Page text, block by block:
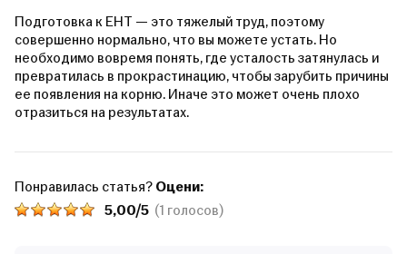
Подготовка к ЕНТ — это тяжелый труд, поэтому
совершенно нормально, что вы можете устать. Но
необходимо вовремя понять, где усталость затянулась и
превратилась в прокрастинацию, чтобы зарубить причины
ее появления на корню. Иначе это может очень плохо
отразиться на результатах.
Понравилась статья? Оцени:
5,00/5 (1 голосов)